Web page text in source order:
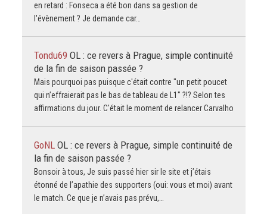
en retard : Fonseca a été bon dans sa gestion de
l'évènement ? Je demande car…
Tondu69 OL : ce revers à Prague, simple continuité
de la fin de saison passée ?
Mais pourquoi pas puisque c'était contre "un petit poucet
qui n’effraierait pas le bas de tableau de L1" ?!? Selon tes
affirmations du jour. C'était le moment de relancer Carvalho
GoNL OL : ce revers à Prague, simple continuité de
la fin de saison passée ?
Bonsoir à tous, Je suis passé hier sir le site et j’étais
étonné de l’apathie des supporters (oui: vous et moi) avant
le match. Ce que je n’avais pas prévu,…